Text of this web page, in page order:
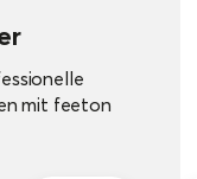
mit feeton